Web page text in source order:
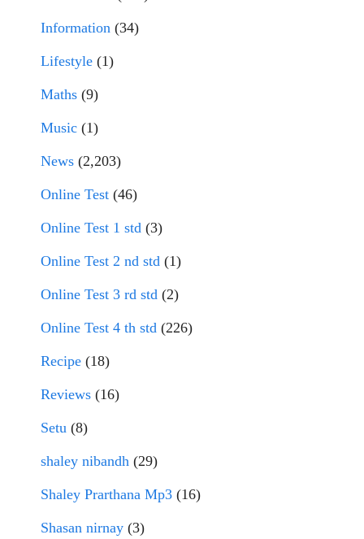
Information (34)
Lifestyle (1)
Maths (9)
Music (1)
News (2,203)
Online Test (46)
Online Test 1 std (3)
Online Test 2 nd std (1)
Online Test 3 rd std (2)
Online Test 4 th std (226)
Recipe (18)
Reviews (16)
Setu (8)
shaley nibandh (29)
Shaley Prarthana Mp3 (16)
Shasan nirnay (3)